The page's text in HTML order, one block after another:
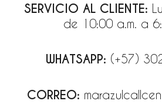
SERVICIO AL CLIENTE:
de 10:00 a.m. a
WHATSAPP: (+57)
CORREO: